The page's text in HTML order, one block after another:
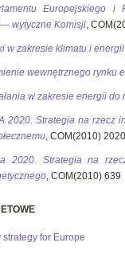
Europejskiego i
wytyczne Komisji,
w zakresie klimatu i
wewnętrznego rynku
w zakresie energii do
2020. Strategia na rzecz
, COM(2010) 2020
2020. Strategia na
, COM(2010) 639
strategy for Europe